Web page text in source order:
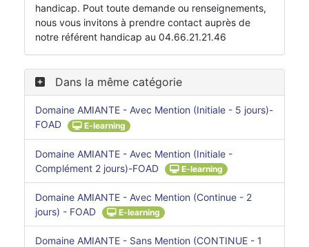
handicap. Pout toute demande ou renseignements,
nous vous invitons à prendre contact auprès de
notre référent handicap au 04.66.21.21.46
Dans la même catégorie
Domaine AMIANTE - Avec Mention (Initiale - 5 jours)-
FOAD
E-learning
Domaine AMIANTE - Avec Mention (Initiale -
Complément 2 jours)-FOAD
E-learning
Domaine AMIANTE - Avec Mention (Continue - 2
jours) - FOAD
E-learning
Domaine AMIANTE - Sans Mention (CONTINUE - 1